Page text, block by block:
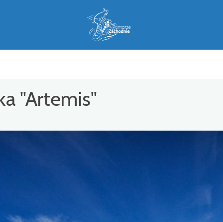
"Artemis"